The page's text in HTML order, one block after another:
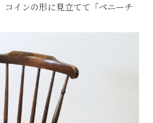
インの形に見立てて「ペニーチ